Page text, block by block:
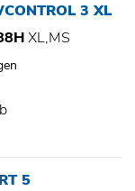
3 XL
XL,MS
5